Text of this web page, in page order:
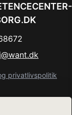
privatlivspolitik